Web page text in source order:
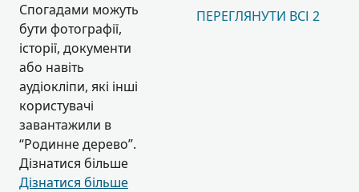
Спогадами можуть
бути фотографії,
історії, документи
або навіть
аудіокліпи, які інші
користувачі
завантажили в
“Родинне дерево”.
Дізнатися більше
Дізнатися більше
ПЕРЕГЛЯНУТИ ВСІ 2